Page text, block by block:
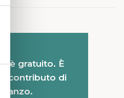
è gratuito. È
contributo di